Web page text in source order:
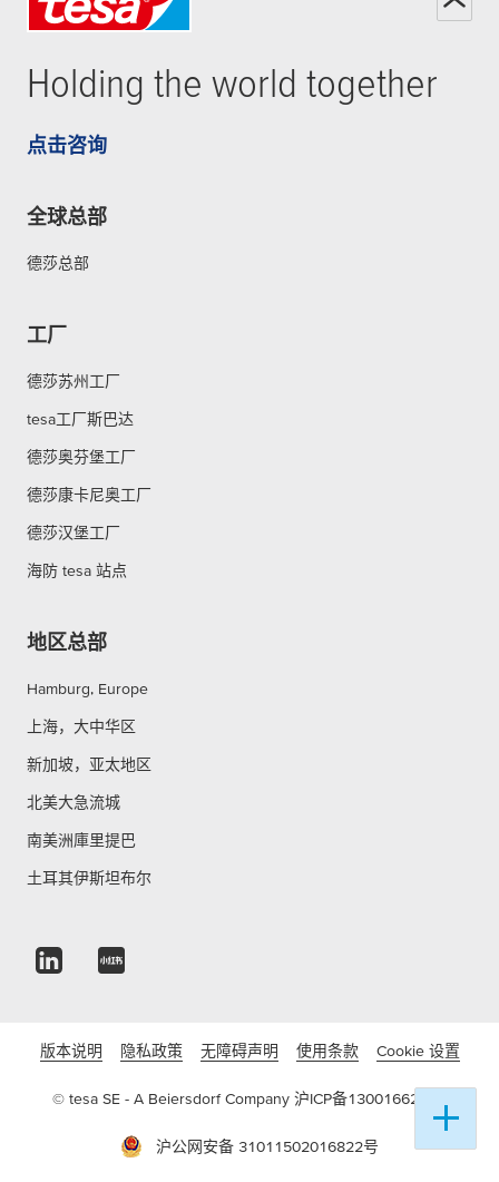
Holding the world together
点击咨询
全球总部
德莎总部
工厂
德莎苏州工厂
tesa工厂斯巴达
德莎奥芬堡工厂
德莎康卡尼奥工厂
德莎汉堡工厂
海防 tesa 站点
地区总部
Hamburg, Europe
上海，大中华区
新加坡，亚太地区
北美大急流城
南美洲庫里提巴
土耳其伊斯坦布尔
版本说明 隐私政策 无障碍声明 使用条款 Cookie 设置
© tesa SE - A Beiersdorf Company 沪ICP备13001662号-3
沪公网安备 31011502016822号